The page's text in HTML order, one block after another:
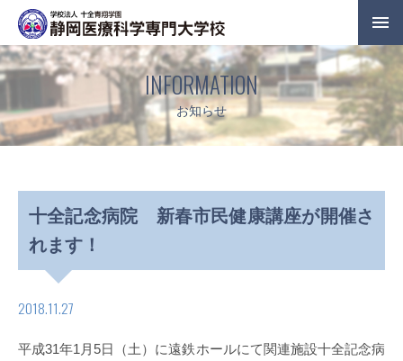
INFORMATION
お知らせ
十全記念病院 新春市民健康講座が開催さ
れます！
2018.11.27
平成31年1月5日（土）に遠鉄ホールにて関連施設十全記念病